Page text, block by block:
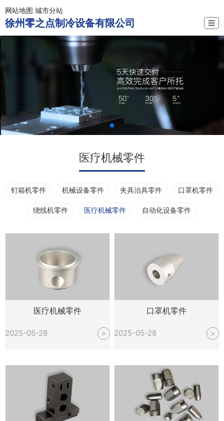
网站地图 城市分站
徐州零之点制冷设备有限公司 ☰
医疗机械零件
钉箱机零件 机械设备零件 夹具治具零件 口罩机零件
绕线机零件 医疗机械零件 自动化设备零件
医疗机械零件
2025-05-28 >
口罩机零件
2025-05-28 >